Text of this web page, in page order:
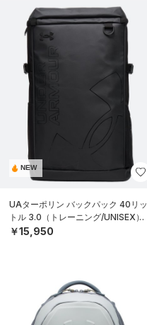
NEW
UAターポリン バックパック 40リッ
トル 3.0（トレーニング/UNISEX）
￥15,950